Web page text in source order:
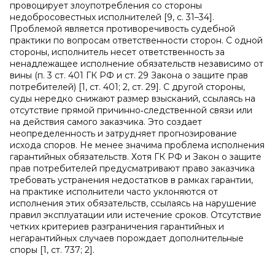
провоцирует злоупотребления со стороны
недобросовестных исполнителей [9, с. 31–34].
Проблемой является противоречивость судебной
практики по вопросам ответственности сторон. С одной
стороны, исполнитель несет ответственность за
ненадлежащее исполнение обязательств независимо от
вины (п. 3 ст. 401 ГК РФ и ст. 29 Закона о защите прав
потребителей) [1, ст. 401; 2, ст. 29]. С другой стороны,
суды нередко снижают размер взысканий, ссылаясь на
отсутствие прямой причинно‑следственной связи или
на действия самого заказчика. Это создает
неопределенность и затрудняет прогнозирование
исхода споров. Не менее значима проблема исполнения
гарантийных обязательств. Хотя ГК РФ и Закон о защите
прав потребителей предусматривают право заказчика
требовать устранения недостатков в рамках гарантии,
на практике исполнители часто уклоняются от
исполнения этих обязательств, ссылаясь на нарушение
правил эксплуатации или истечение сроков. Отсутствие
четких критериев разграничения гарантийных и
негарантийных случаев порождает дополнительные
споры [1, ст. 737; 2].